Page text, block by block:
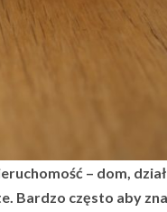
– dom,
Bardzo często aby